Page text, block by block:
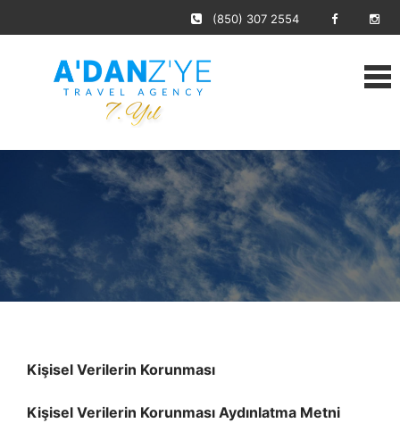
(850) 307 2554
Ana Sayfa Kişisel Verilerin Korunması
Kişisel Verilerin Korunması
Kişisel Verilerin Korunması Aydınlatma Metni